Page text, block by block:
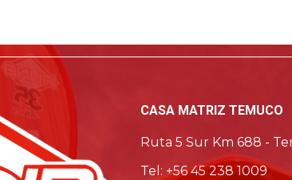
CASA MATRIZ TEMUCO
Ruta 5 Sur Km 688 -
Tel: +56 45 238 1009